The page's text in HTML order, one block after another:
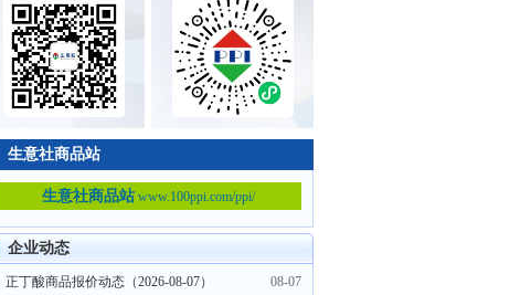
生意社商品站
生意社商品站www.100ppi.com/ppi/
企业动态
正丁酸商品报价动态（2026-08-07）
08-07